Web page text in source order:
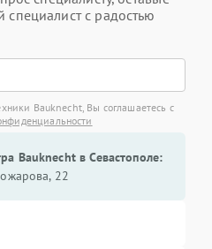
с радостью
Bauknecht, Вы соглашаетесь с
Bauknecht в Севастополе:
22